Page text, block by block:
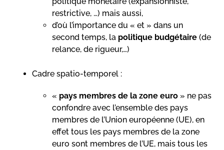
restrictive, …) mais aussi,
d’où l’importance du « et » dans un
second temps, la politique budgétaire (de
relance, de rigueur,…)
Cadre spatio-temporel :
« pays membres de la zone euro » ne pas
confondre avec l’ensemble des pays
membres de l’Union européenne (UE), en
effet tous les pays membres de la zone
euro sont membres de l’UE, mais tous les